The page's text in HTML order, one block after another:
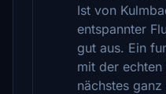
Ist von
entspannter
gut aus. Ein
mit der
nächstes